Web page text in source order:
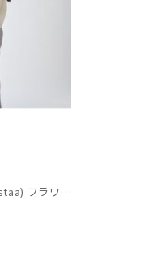
KOSHINO
COLLECTION
Bleu
PHILOSOPHY
ュ フィロソフィー
【雨傘】エスタ (estaa) フラワーベッド 晴雨兼用 UV対応